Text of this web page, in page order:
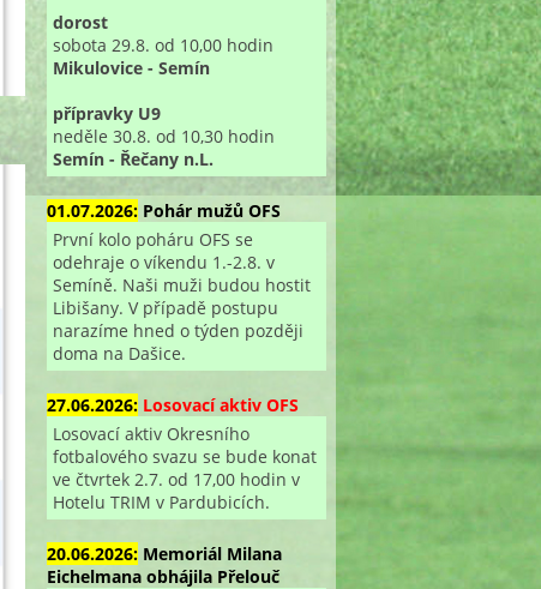
dorost
sobota 29.8. od 10,00 hodin
Mikulovice - Semín
přípravky U9
neděle 30.8. od 10,30 hodin
Semín - Řečany n.L.
01.07.2026: Pohár mužů OFS
První kolo poháru OFS se
odehraje o víkendu 1.-2.8. v
Semíně. Naši muži budou hostit
Libišany. V případě postupu
narazíme hned o týden později
doma na Dašice.
27.06.2026: Losovací aktiv OFS
Losovací aktiv Okresního
fotbalového svazu se bude konat
ve čtvrtek 2.7. od 17,00 hodin v
Hotelu TRIM v Pardubicích.
20.06.2026: Memoriál Milana
Eichelmana obhájila Přelouč